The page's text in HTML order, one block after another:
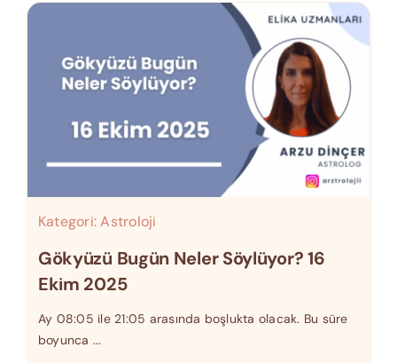
Kategori:Astroloji
Gökyüzü Bugün Neler Söylüyor? 16
Ekim 2025
Ay 08:05 ile 21:05 arasında boşlukta olacak. Bu süre
boyunca ...